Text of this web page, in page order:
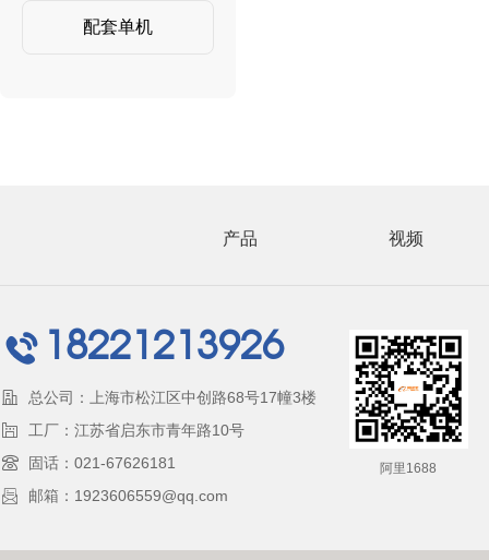
配套单机
产品 视频
18221213926
总公司：上海市松江区中创路68号17幢3楼
工厂：江苏省启东市青年路10号
固话：021-67626181
邮箱：1923606559@qq.com
阿里1688